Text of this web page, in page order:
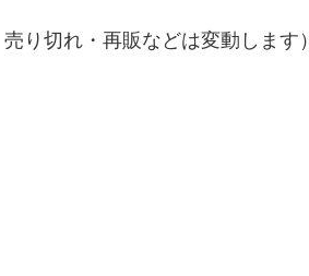
り切れ・再販などは変動します）